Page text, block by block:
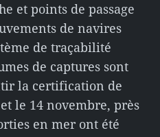
et points de passage
de navires
de traçabilité
de captures sont
la certification de
le 14 novembre, près
en mer ont été